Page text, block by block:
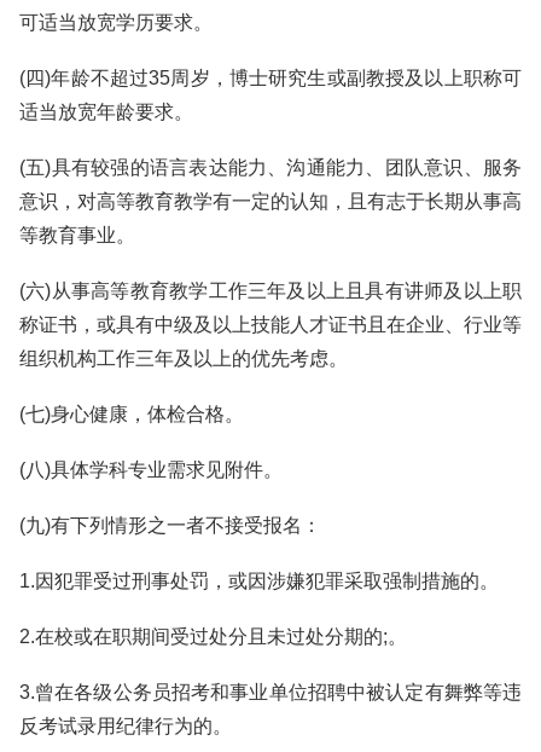
可适当放宽学历要求。
(四)年龄不超过35周岁，博士研究生或副教授及以上职称可
适当放宽年龄要求。
(五)具有较强的语言表达能力、沟通能力、团队意识、服务
意识，对高等教育教学有一定的认知，且有志于长期从事高
等教育事业。
(六)从事高等教育教学工作三年及以上且具有讲师及以上职
称证书，或具有中级及以上技能人才证书且在企业、行业等
组织机构工作三年及以上的优先考虑。
(七)身心健康，体检合格。
(八)具体学科专业需求见附件。
(九)有下列情形之一者不接受报名：
1.因犯罪受过刑事处罚，或因涉嫌犯罪采取强制措施的。
2.在校或在职期间受过处分且未过处分期的;。
3.曾在各级公务员招考和事业单位招聘中被认定有舞弊等违
反考试录用纪律行为的。